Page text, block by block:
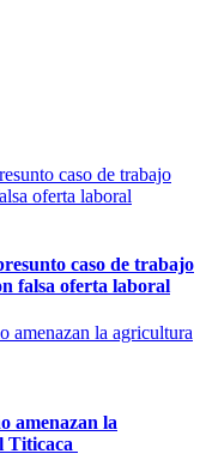
caso de trabajo
falsa oferta laboral
amenazan la
Titicaca